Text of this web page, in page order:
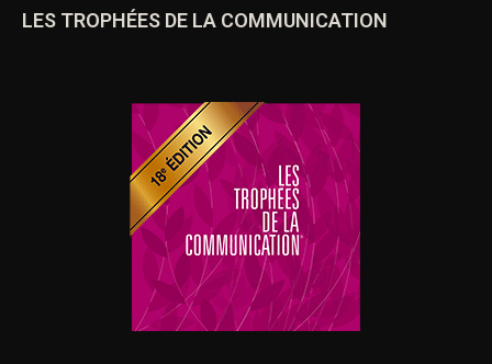
LES TROPHÉES DE LA COMMUNICATION